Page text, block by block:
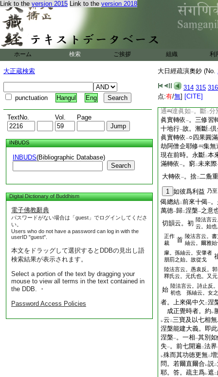
Link to the version 2015 Link to the version 2018
ホーム 検索 ご挨拶 組織 利
大正蔵検索
punctuation Hangul Eng
TextNo. Vol. Page
INBUDS
INBUDS(Bibliographic Database)
Search
Digital Dictionary of Buddhism
電子佛教辭典
パスワードがない場合は「guest」でログインしてくださ
い。
Users who do not have a password can log in with the
userID "guest".
本文をドラッグして選択するとDDBの見出し語
検索結果が表示されます。
Select a portion of the text by dragging your
mouse to view all terms in the text contained in
the DDB. ・
Password Access Policies
大日經疏演奧鈔 (No.
314 315 316
点:有/無] [CITE]
隨眠
十五右
永盡也。唯識頌云
説爲レ捨。此能捨 二
一損 力益 能轉。
愧上 故。損二本識中
功能一。雖レ未下斷
轉。二通達
通
達眞如一。斷二分
眞實轉依 一。三修習
十地行一故。漸斷二
眞實轉依 一○四果圓
劫阿僧企耶修
集無
現在前時。永斷二本
滿轉依 一。窮二未來際
大轉依 一。捨二二麁重
1 如彼爲利益 乃至
偈總結二前來十偈一
萬徳一歸二涅槃一之意
切韻云。初 陸法言
云。始
正作
裁
首 陵法言云。
紬云。爾雅始
肁。孫紬云。安肇者
朋罰之始。故從戈
陸法言云。愚袁反。
釋氏云。元氏也。又
始 陸法言云。詩止反
初也 孫紬云。女
者。上來偈中欠 二涅
成正覺時者。約 レ
レ云 二三寶及以七相
涅槃能建大義。即
涅槃一。一相一其別
失一。前七開遍 二法界
レ殊而其功徳更無二
問。若爾直爾合レ説二
耶。答。疏主爲レ遮 二